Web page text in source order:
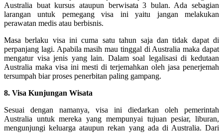
Australia buat kursus ataupun berwisata 3 bulan. Ada sebagian
larangan untuk pemegang visa ini yaitu jangan melakukan
perawatan medis atau berbisnis.
Masa berlaku visa ini cuma satu tahun saja dan tidak dapat di
perpanjang lagi. Apabila masih mau tinggal di Australia maka dapat
mengatur visa jenis yang lain. Dalam soal legalisasi di kedutaan
Australia maka visa ini mesti di terjemahkan oleh jasa penerjemah
tersumpah biar proses penerbitan paling gampang.
8. Visa Kunjungan Wisata
Sesuai dengan namanya, visa ini diedarkan oleh pemerintah
Australia untuk mereka yang mempunyai tujuan pesiar, liburan,
mengunjungi keluarga ataupun rekan yang ada di Australia. Dari